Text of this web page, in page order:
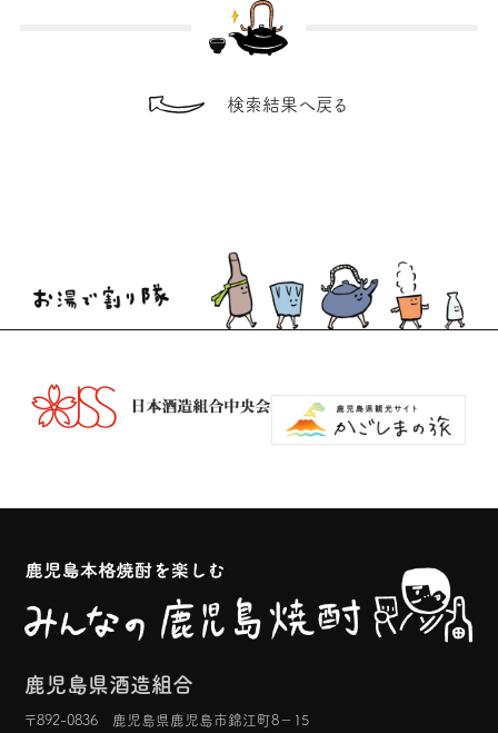
検索結果へ戻る
鹿児島県酒造組合
〒892-0836 鹿児島県鹿児島市錦江町8−15